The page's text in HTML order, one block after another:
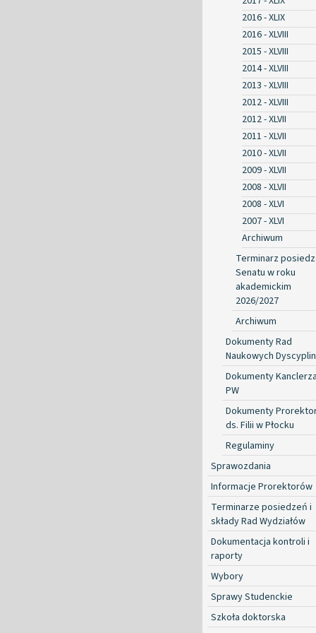
2016 - XLIX
2016 - XLVIII
2015 - XLVIII
2014 - XLVIII
2013 - XLVIII
2012 - XLVIII
2012 - XLVII
2011 - XLVII
2010 - XLVII
2009 - XLVII
2008 - XLVII
2008 - XLVI
2007 - XLVI
Archiwum
Terminarz
Senatu w roku
akademickim
2026/2027
Archiwum
Dokumenty Rad
Naukowych Dyscyplin
Dokumenty
PW
Dokumenty
ds. Filii w Płocku
Regulaminy
Sprawozdania
Informacje Prorektorów
Terminarze posiedzeń i
składy Rad Wydziałów
Dokumentacja kontroli i
raporty
Wybory
Sprawy Studenckie
Szkoła doktorska